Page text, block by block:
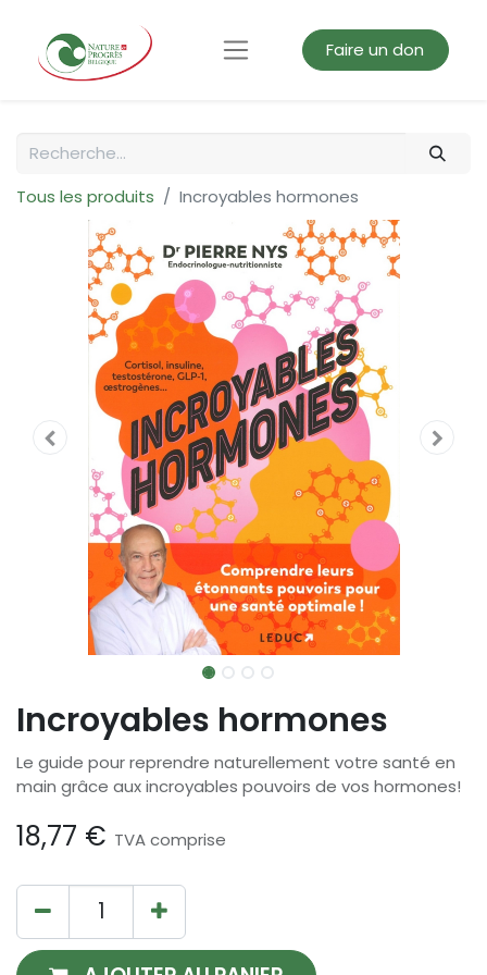
Faire un don
Tous les produits Incroyables hormones
Incroyables hormones
Le guide pour reprendre naturellement votre santé en
main grâce aux incroyables pouvoirs de vos hormones!
18,77 € TVA comprise